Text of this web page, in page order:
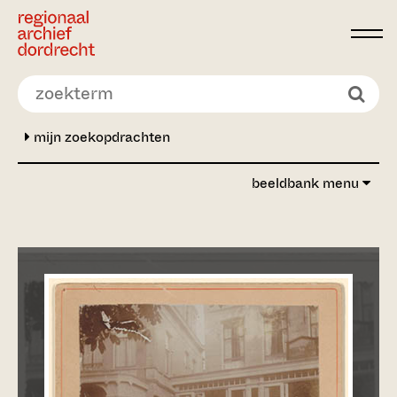
Ga direct naar de inhoud
mijn zoekopdrachten
beeldbank menu